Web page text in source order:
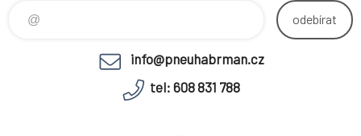
odebírat
info@pneuhabrman.cz
tel: 608 831 788